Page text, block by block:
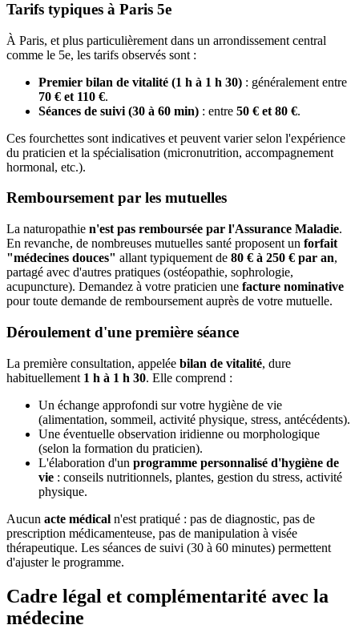
Tarifs typiques à Paris 5e
À Paris, et plus particulièrement dans un arrondissement central
comme le 5e, les tarifs observés sont :
Premier bilan de vitalité (1 h à 1 h 30) : généralement entre
70 € et 110 €.
Séances de suivi (30 à 60 min) : entre 50 € et 80 €.
Ces fourchettes sont indicatives et peuvent varier selon l'expérience
du praticien et la spécialisation (micronutrition, accompagnement
hormonal, etc.).
Remboursement par les mutuelles
La naturopathie n'est pas remboursée par l'Assurance Maladie.
En revanche, de nombreuses mutuelles santé proposent un forfait
"médecines douces" allant typiquement de 80 € à 250 € par an,
partagé avec d'autres pratiques (ostéopathie, sophrologie,
acupuncture). Demandez à votre praticien une facture nominative
pour toute demande de remboursement auprès de votre mutuelle.
Déroulement d'une première séance
La première consultation, appelée bilan de vitalité, dure
habituellement 1 h à 1 h 30. Elle comprend :
Un échange approfondi sur votre hygiène de vie
(alimentation, sommeil, activité physique, stress, antécédents).
Une éventuelle observation iridienne ou morphologique
(selon la formation du praticien).
L'élaboration d'un programme personnalisé d'hygiène de
vie : conseils nutritionnels, plantes, gestion du stress, activité
physique.
Aucun acte médical n'est pratiqué : pas de diagnostic, pas de
prescription médicamenteuse, pas de manipulation à visée
thérapeutique. Les séances de suivi (30 à 60 minutes) permettent
d'ajuster le programme.
Cadre légal et complémentarité avec la
médecine